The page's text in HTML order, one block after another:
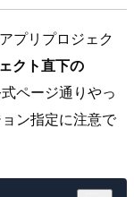
プリプロジェク
クト直下の
ページ通りやっ
ン指定に注意で